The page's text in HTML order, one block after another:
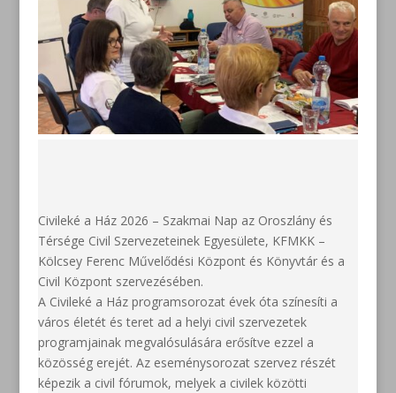
Civileké a Ház 2026 – Szakmai Nap az Oroszlány és
Térsége Civil Szervezeteinek Egyesülete, KFMKK –
Kölcsey Ferenc Művelődési Központ és Könyvtár és a
Civil Központ szervezésében.
A Civileké a Ház programsorozat évek óta színesíti a
város életét és teret ad a helyi civil szervezetek
programjainak megvalósulására erősítve ezzel a
közösség erejét. Az eseménysorozat szervez részét
képezik a civil fórumok, melyek a civilek közötti